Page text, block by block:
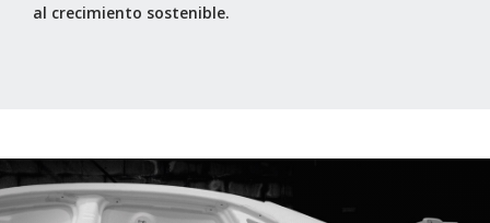
al crecimiento sostenible.